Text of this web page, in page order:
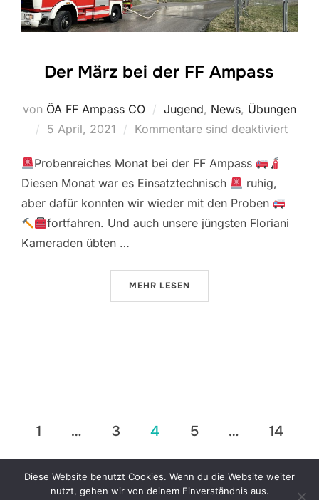
Der März bei der FF Ampass
von ÖA FF Ampass CO Jugend, News, Übungen
Veröffentlicht
5 April, 2021 Kommentare sind deaktiviert
Probenreiches Monat bei der FF Ampass
Diesen Monat war es Einsatztechnisch
ruhig,
aber dafür konnten wir wieder mit den Proben
fortfahren. Und auch unsere jüngsten Floriani
Kameraden übten …
MEHR ÜBER „DER MÄRZ BEI DER FF
LESEN
Seitennummerierung
der
Beiträge
1 … 3 4 5 … 14
Diese Website benutzt Cookies. Wenn du die Website weiter
nutzt, gehen wir von deinem Einverständnis aus.